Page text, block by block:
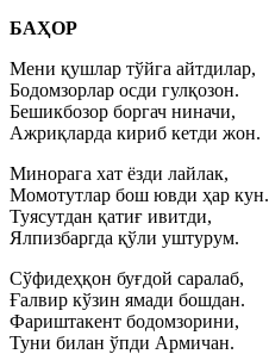
БАҲОР
Мени қушлар тўйга айтдилар,
Бодомзорлар осди гулқозон.
Бешикбозор боргач ниначи,
Ажриқларда кириб кетди жон.
Минорага хат ёзди лайлак,
Момотутлар бош ювди ҳар кун.
Туясутдан қатиғ ивитди,
Ялпизбаргда қўли уштурум.
Сўфидеҳқон буғдой саралаб,
Ғалвир кўзин ямади бошдан.
Фариштакент бодомзорини,
Туни билан ўпди Армичан.